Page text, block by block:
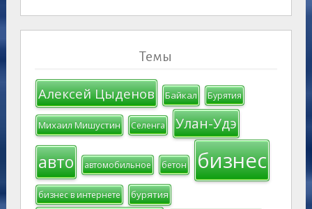
Темы
Алексей Цыденов Байкал Бурятия
Михаил Мишустин Селенга Улан-Удэ
авто автомобильное бетон бизнес
бизнес в интернете бурятия